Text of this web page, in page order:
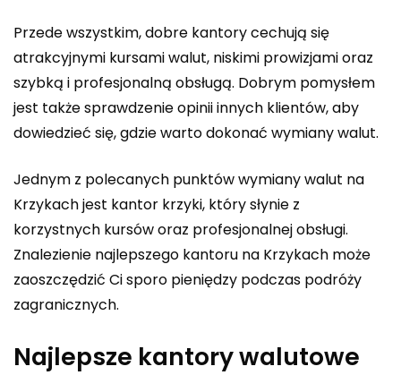
Przede wszystkim, dobre kantory cechują się
atrakcyjnymi kursami walut, niskimi prowizjami oraz
szybką i profesjonalną obsługą. Dobrym pomysłem
jest także sprawdzenie opinii innych klientów, aby
dowiedzieć się, gdzie warto dokonać wymiany walut.
Jednym z polecanych punktów wymiany walut na
Krzykach jest kantor krzyki, który słynie z
korzystnych kursów oraz profesjonalnej obsługi.
Znalezienie najlepszego kantoru na Krzykach może
zaoszczędzić Ci sporo pieniędzy podczas podróży
zagranicznych.
Najlepsze kantory walutowe